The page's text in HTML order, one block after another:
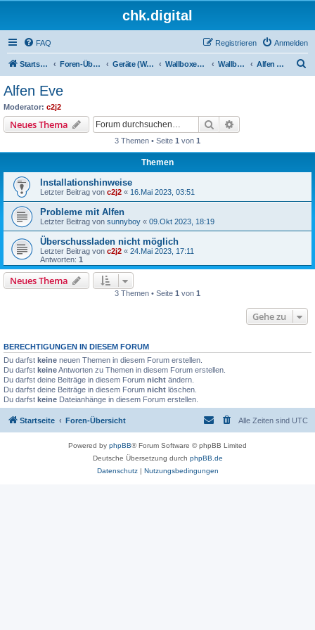
chk.digital
FAQ Anmelden
Registrieren
Startseite Foren-Übersicht Geräte (Wallboxen, Stromquellen, Autos) Wallboxen & Funkschalter Wallboxen mit Phasenlimitierung Alfen Eve
Alfen Eve
Moderator: c2j2
Neues Thema Suche
3 Themen • Seite 1 von 1
Themen
Installationshinweise
Letzter Beitrag von c2j2 « 16.Mai 2023, 03:51
Probleme mit Alfen
Letzter Beitrag von sunnyboy « 09.Okt 2023, 18:19
Überschussladen nicht möglich
Letzter Beitrag von c2j2 « 24.Mai 2023, 17:11
Antworten: 1
Neues Thema
3 Themen • Seite 1 von 1
Gehe zu
BERECHTIGUNGEN IN DIESEM FORUM
Du darfst keine neuen Themen in diesem Forum erstellen.
Du darfst keineAntworten zu Themen in diesem Forum erstellen.
Du darfst deine Beiträge in diesem Forum nicht ändern.
Du darfst deine Beiträge in diesem Forum nicht löschen.
Du darfst keine Dateianhänge in diesem Forum erstellen.
Startseite Foren-Übersicht Alle Zeiten sind UTC
Powered by phpBB® Forum Software © phpBB Limited
Deutsche Übersetzung durch phpBB.de
Datenschutz| Nutzungsbedingungen